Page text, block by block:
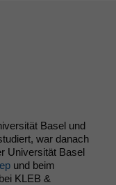
Basel und
war danach
Universität Basel
und beim
KLEB &